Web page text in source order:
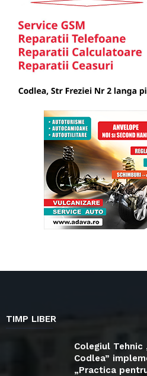
TIMP LIBER
Colegiul Tehnic
Codlea”
„Practica